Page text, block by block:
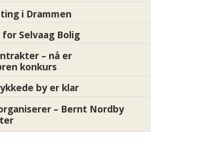
i Drammen
for Selvaag Bolig
– nå er
konkurs
by er klar
– Bernt Nordby